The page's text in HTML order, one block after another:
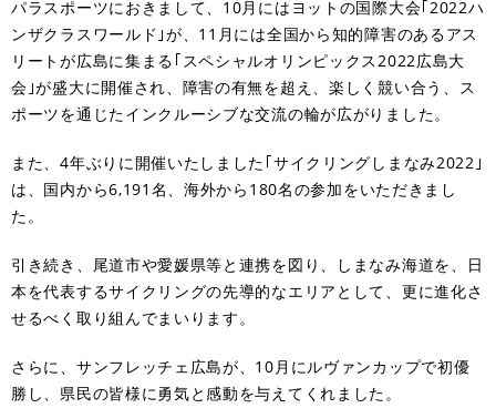
パラスポーツにおきまして、10月にはヨットの国際大会｢2022ハ
ンザクラスワールド｣が、11月には全国から知的障害のあるアス
リートが広島に集まる｢スペシャルオリンピックス2022広島大
会｣が盛大に開催され、障害の有無を超え、楽しく競い合う、ス
ポーツを通じたインクルーシブな交流の輪が広がりました。
また、4年ぶりに開催いたしました｢サイクリングしまなみ2022｣
は、国内から6,191名、海外から180名の参加をいただきまし
た。
引き続き、尾道市や愛媛県等と連携を図り、しまなみ海道を、日
本を代表するサイクリングの先導的なエリアとして、更に進化さ
せるべく取り組んでまいります。
さらに、サンフレッチェ広島が、10月にルヴァンカップで初優
勝し、県民の皆様に勇気と感動を与えてくれました。